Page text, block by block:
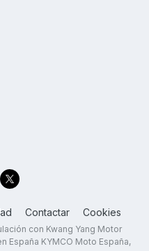
Contactar Cookies
con Kwang Yang Motor
España KYMCO Moto España,